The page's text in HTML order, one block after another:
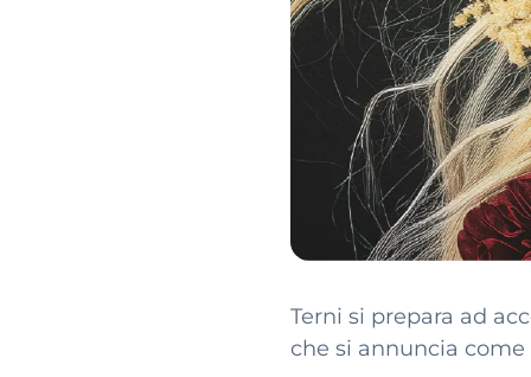
Terni si prepara ad
che si annuncia